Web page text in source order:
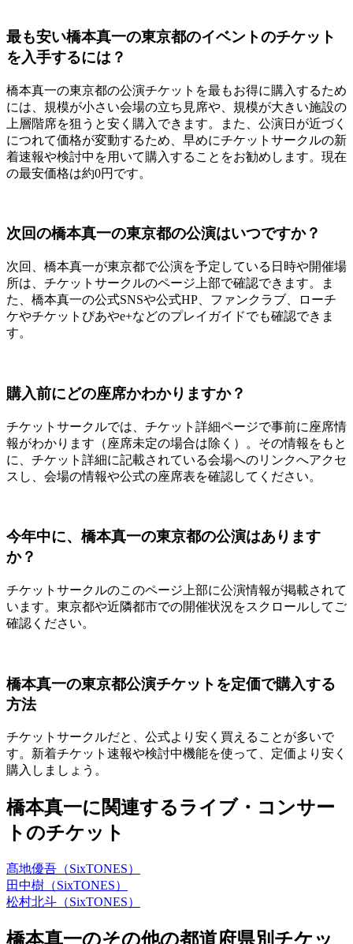
最も安い橋本真一の東京都のイベントのチケット
を入手するには？
橋本真一の東京都の公演チケットを最もお得に購入するため
には、規模が小さい会場の立ち見席や、規模が大きい施設の
上層階席を狙うと安く購入できます。また、公演日が近づく
につれて価格が変動するため、早めにチケットサークルの新
着速報や検討中を用いて購入することをお勧めします。現在
の最安価格は約0円です。
次回の橋本真一の東京都の公演はいつですか？
次回、橋本真一が東京都で公演を予定している日時や開催場
所は、チケットサークルのページ上部で確認できます。ま
た、橋本真一の公式SNSや公式HP、ファンクラブ、ローチ
ケやチケットぴあやe+などのプレイガイドでも確認できま
す。
購入前にどの座席かわかりますか？
チケットサークルでは、チケット詳細ページで事前に座席情
報がわかります（座席未定の場合は除く）。その情報をもと
に、チケット詳細に記載されている会場へのリンクへアクセ
スし、会場の情報や公式の座席表を確認してください。
今年中に、橋本真一の東京都の公演はあります
か？
チケットサークルのこのページ上部に公演情報が掲載されて
います。東京都や近隣都市での開催状況をスクロールしてご
確認ください。
橋本真一の東京都公演チケットを定価で購入する
方法
チケットサークルだと、公式より安く買えることが多いで
す。新着チケット速報や検討中機能を使って、定価より安く
購入しましょう。
橋本真一に関連するライブ・コンサー
トのチケット
髙地優吾（SixTONES）
田中樹（SixTONES）
松村北斗（SixTONES）
橋本真一のその他の都道府県別チケッ